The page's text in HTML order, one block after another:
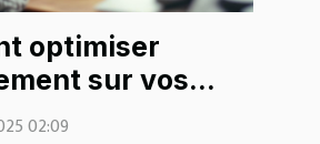
optimiser
sur vos
de réseaux
02:09